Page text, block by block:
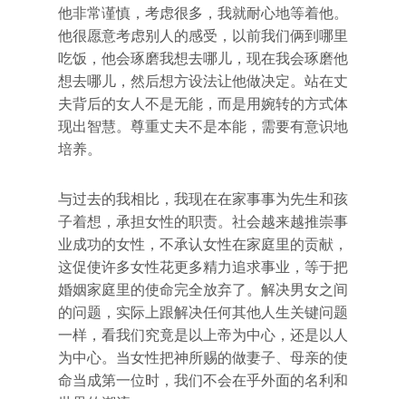
他非常谨慎，考虑很多，我就耐心地等着他。
他很愿意考虑别人的感受，以前我们俩到哪里
吃饭，他会琢磨我想去哪儿，现在我会琢磨他
想去哪儿，然后想方设法让他做决定。站在丈
夫背后的女人不是无能，而是用婉转的方式体
现出智慧。尊重丈夫不是本能，需要有意识地
培养。
与过去的我相比，我现在在家事事为先生和孩
子着想，承担女性的职责。社会越来越推崇事
业成功的女性，不承认女性在家庭里的贡献，
这促使许多女性花更多精力追求事业，等于把
婚姻家庭里的使命完全放弃了。解决男女之间
的问题，实际上跟解决任何其他人生关键问题
一样，看我们究竟是以上帝为中心，还是以人
为中心。当女性把神所赐的做妻子、母亲的使
命当成第一位时，我们不会在乎外面的名利和